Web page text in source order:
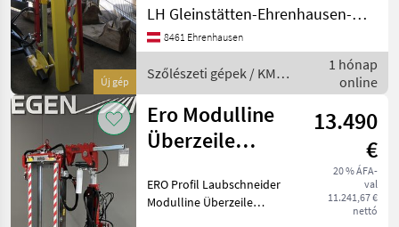
MARKETPLACE
Marketplace
Kereskedői
ajánlatok
Apróhirdetések
Új gép
Hydraulischer Hub 80cm,
Seitenneigung, Schnitthöhe
Sichelmesser, Schnit
LH Gleinstätten-Ehrenhausen-Wies reg. Gen.m.b.H. - Ehrenhausen
8461 Ehrenhausen
Szőlészeti gépek / KMS
Rinklin
1 hónap
online
Ero Modulline
Überzeile
13.490
€
20 % ÁFA-
val
11.241,67 €
nettó
ERO Profil Laubschneider
Modulline Überzeile